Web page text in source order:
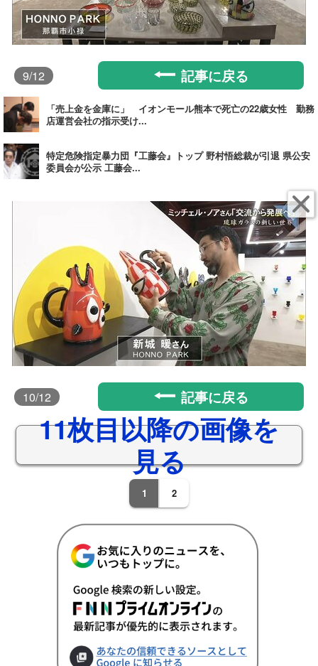
9/12 記事に戻る
「売上金を金庫に」 イオンモール熊本で死亡の22歳女性 勤務
店運営会社の指示受け...
特定危険指定暴力団『工藤会』トップ 野村悟総裁が引退 県公安
委員会が公示 工藤会...
10/12 記事に戻る
11枚目以降の画像を
見る
1 2